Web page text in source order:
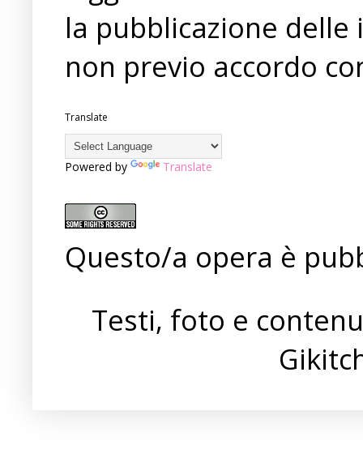
la pubblicazione
non previo accordo
Translate
Powered by Translate
Questo/a opera è
Testi, foto e